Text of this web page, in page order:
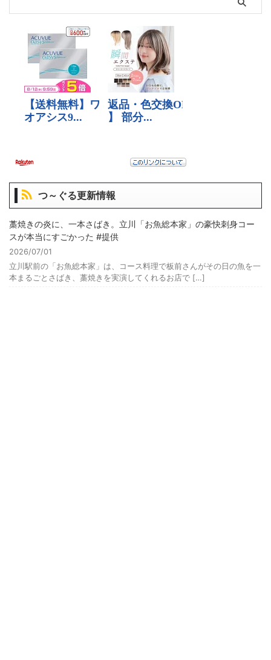
つ～ぐる更新情報
藁焼きの炎に、一本さばき。立川「お魚総本家」の豪快刺身コー
スが本当にすごかった #提供
2026/07/01
立川駅前の「お魚総本家」は、コース料理で板前さんがその日の魚を一
本まるごとさばき、藁焼きを実演してくれるお店で […]